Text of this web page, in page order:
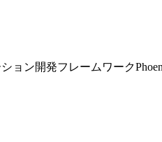
ン開発フレームワーク